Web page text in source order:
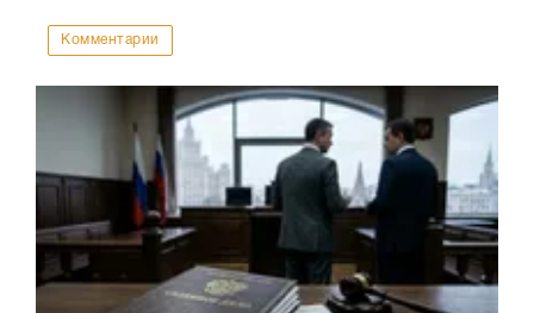
Комментарии